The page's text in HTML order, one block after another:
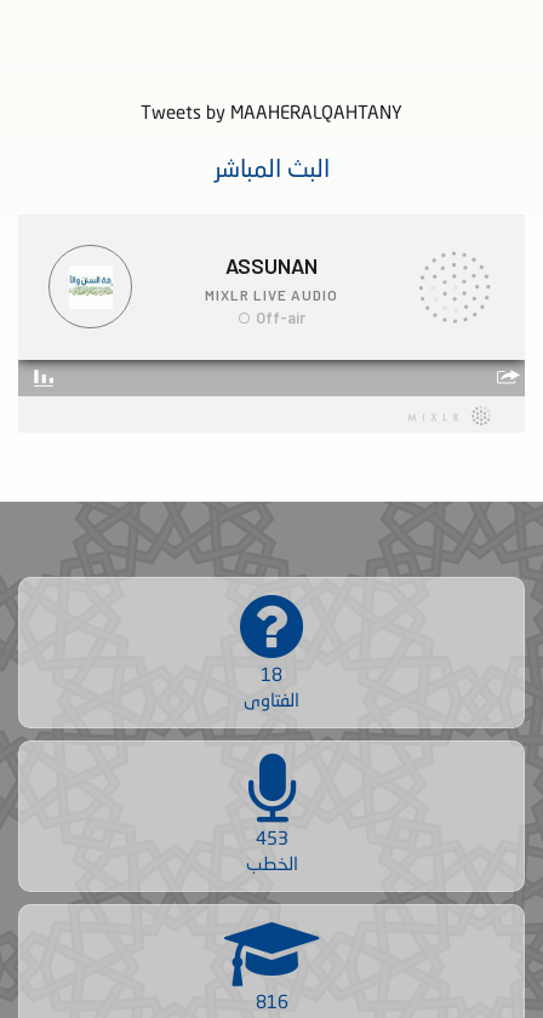
Tweets by MAAHERALQAHTANY
البث المباشر
18
الفتاوى
453
الخطب
816